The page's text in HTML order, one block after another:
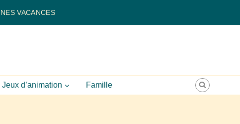
VACANCES
Jeux d’animation Famille